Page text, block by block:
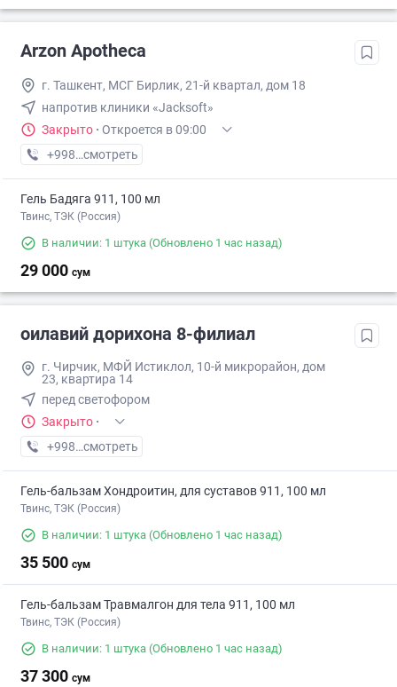
Arzon Apotheca
г. Ташкент, МСГ Бирлик, 21-й квартал, дом 18
напротив клиники «Jacksoft»
Закрыто · Откроется в 09:00
+998 (97) XXX-XX-XX
смотреть
Гель Бадяга 911, 100 мл
Твинс, ТЭК (Россия)
В наличии: 1 штука (Обновлено 1 час назад)
29 000 сум
оилавий дорихона 8-филиал
г. Чирчик, МФЙ Истиклол, 10-й микрорайон, дом
23, квартира 14
перед светофором
Закрыто ·
+998 (97) XXX-XX-XX
смотреть
Гель-бальзам Хондроитин, для суставов 911, 100 мл
Твинс, ТЭК (Россия)
В наличии: 1 штука (Обновлено 1 час назад)
35 500 сум
Гель-бальзам Травмалгон для тела 911, 100 мл
Твинс, ТЭК (Россия)
В наличии: 1 штука (Обновлено 1 час назад)
37 300 сум